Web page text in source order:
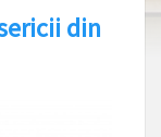
din